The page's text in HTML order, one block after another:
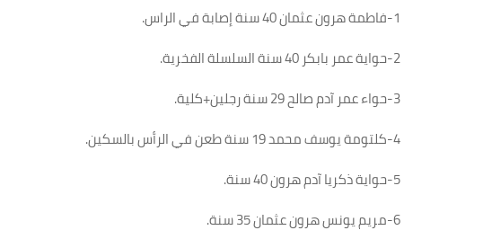
1- فاطمة هرون عثمان 40 سنة إصابة في الراس
.
2- حواية عمر بابكر 40 سنة السلسلة الفخرية
.
3- حواء عمر آدم صالح 29 سنة رجلين+كلية
.
4- كلتومة يوسف محمد 19 سنة طعن في الرأس بالسكين
.
5- حواية ذكريا آدم هرون 40 سنة
.
6- مريم يونس هرون عثمان 35 سنة
.